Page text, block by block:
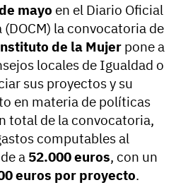
mayo en el Diario Oficial
la convocatoria de
de la Mujer pone a
locales de Igualdad o
sus proyectos y su
en materia de políticas
total de la convocatoria,
computables al
a 52.000 euros, con un
euros por proyecto.